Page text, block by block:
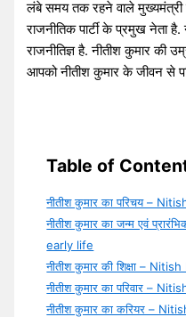
लंबे समय तक रहने वाले मुख्यमंत्री
राजनीतिक पार्टी के प्रमुख नेता
राजनीतिज्ञ है. नीतीश कुमार की
आपको नीतीश कुमार के जीवन से
Table of
नीतीश कुमार का परिचय –
नीतीश कुमार का जन्म एवं
early life
नीतीश कुमार की शिक्षा –
नीतीश कुमार का परिवार –
नीतीश कुमार का करियर –